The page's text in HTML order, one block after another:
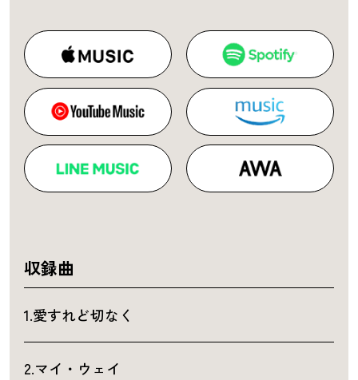
収録曲
1.愛すれど切なく
2.マイ・ウェイ